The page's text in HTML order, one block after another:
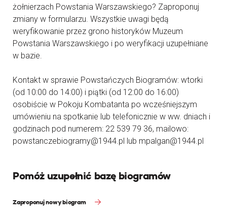
żołnierzach Powstania Warszawskiego? Zaproponuj
zmiany w formularzu. Wszystkie uwagi będą
weryfikowanie przez grono historyków Muzeum
Powstania Warszawskiego i po weryfikacji uzupełniane
w bazie.
Kontakt w sprawie Powstańczych Biogramów: wtorki
(od 10:00 do 14:00) i piątki (od 12:00 do 16:00)
osobiście w Pokoju Kombatanta po wcześniejszym
umówieniu na spotkanie lub telefonicznie w ww. dniach i
godzinach pod numerem: 22 539 79 36, mailowo:
powstanczebiogramy@1944.pl lub mpalgan@1944.pl
Pomóż uzupełnić bazę biogramów
Zaproponuj nowy biogram